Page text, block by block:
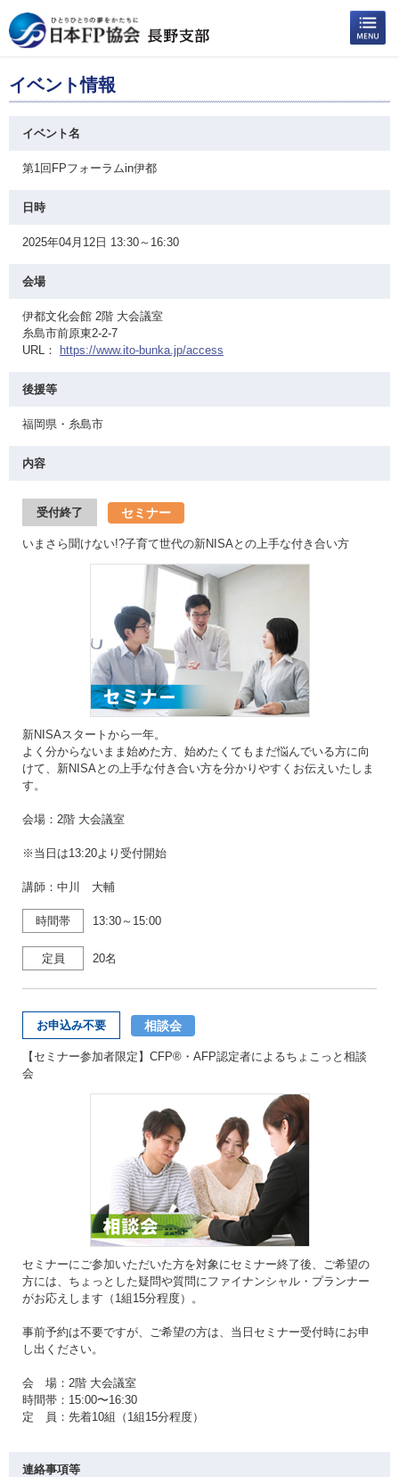
イベント情報
イベント名
第1回FPフォーラムin伊都
日時
2025年04月12日 13:30～16:30
会場
伊都文化会館 2階 大会議室
糸島市前原東2-2-7
URL：
https://www.ito-bunka.jp/access
後援等
福岡県・糸島市
内容
受付終了 セミナー
いまさら聞けない!?子育て世代の新NISAとの上手な付き合い方
新NISAスタートから一年。
よく分からないまま始めた方、始めたくてもまだ悩んでいる方に向
けて、新NISAとの上手な付き合い方を分かりやすくお伝えいたしま
す。
会場：2階 大会議室
※当日は13:20より受付開始
講師：中川 大輔
時間帯 13:30～15:00
定員 20名
お申込み不要 相談会
【セミナー参加者限定】CFP®・AFP認定者によるちょこっと相談
会
セミナーにご参加いただいた方を対象にセミナー終了後、ご希望の
方には、ちょっとした疑問や質問にファイナンシャル・プランナー
がお応えします（1組15分程度）。
事前予約は不要ですが、ご希望の方は、当日セミナー受付時にお申
し出ください。
会 場：2階 大会議室
時間帯：15:00〜16:30
定 員：先着10組（1組15分程度）
連絡事項等